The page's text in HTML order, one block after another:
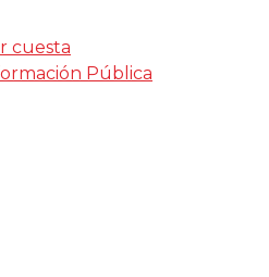
cuesta
Pública